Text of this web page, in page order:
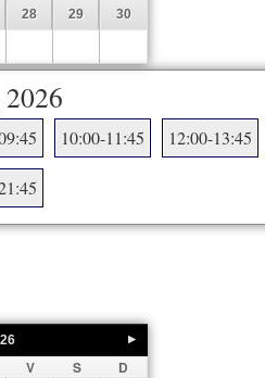
28 29 30
2026
10:00-11:45 12:00-13:45
V S D